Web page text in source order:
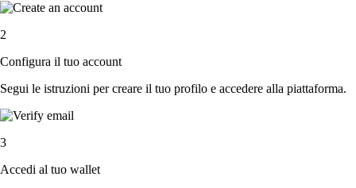
2
Configura il tuo account
Segui le istruzioni per creare il tuo profilo e accedere alla piattaforma.
3
Accedi al tuo wallet